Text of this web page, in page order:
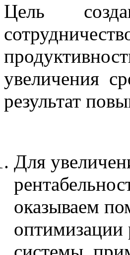
Цель
увеличения
результат
Для
оказываем
оптимизации